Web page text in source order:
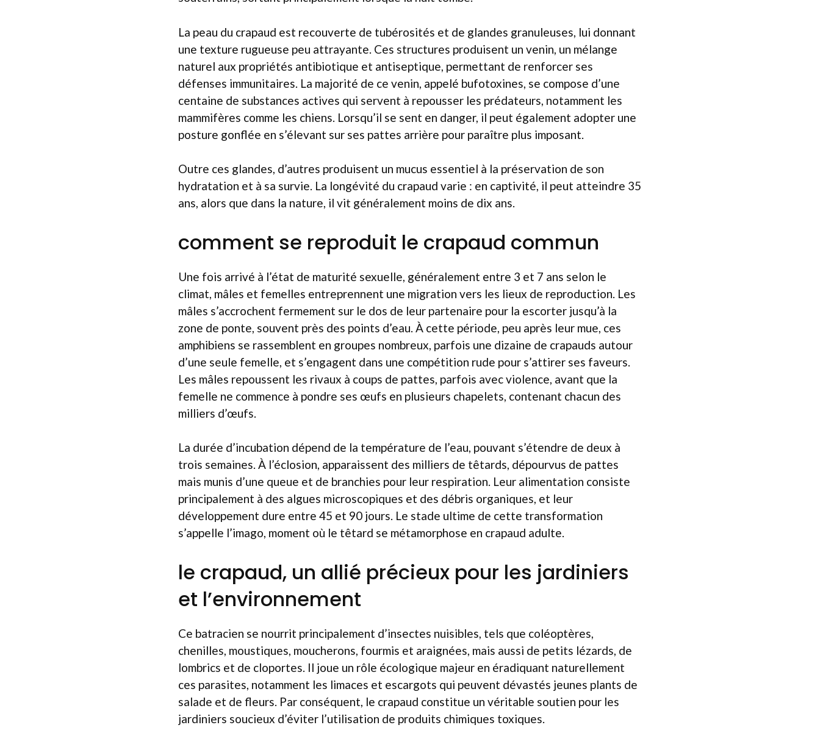
La peau du crapaud est recouverte de tubérosités et de glandes granuleuses, lui donnant
une texture rugueuse peu attrayante. Ces structures produisent un venin, un mélange
naturel aux propriétés antibiotique et antiseptique, permettant de renforcer ses
défenses immunitaires. La majorité de ce venin, appelé bufotoxines, se compose d’une
centaine de substances actives qui servent à repousser les prédateurs, notamment les
mammifères comme les chiens. Lorsqu’il se sent en danger, il peut également adopter une
posture gonflée en s’élevant sur ses pattes arrière pour paraître plus imposant.
Outre ces glandes, d’autres produisent un mucus essentiel à la préservation de son
hydratation et à sa survie. La longévité du crapaud varie : en captivité, il peut atteindre 35
ans, alors que dans la nature, il vit généralement moins de dix ans.
comment se reproduit le crapaud commun
Une fois arrivé à l’état de maturité sexuelle, généralement entre 3 et 7 ans selon le
climat, mâles et femelles entreprennent une migration vers les lieux de reproduction. Les
mâles s’accrochent fermement sur le dos de leur partenaire pour la escorter jusqu’à la
zone de ponte, souvent près des points d’eau. À cette période, peu après leur mue, ces
amphibiens se rassemblent en groupes nombreux, parfois une dizaine de crapauds autour
d’une seule femelle, et s’engagent dans une compétition rude pour s’attirer ses faveurs.
Les mâles repoussent les rivaux à coups de pattes, parfois avec violence, avant que la
femelle ne commence à pondre ses œufs en plusieurs chapelets, contenant chacun des
milliers d’œufs.
La durée d’incubation dépend de la température de l’eau, pouvant s’étendre de deux à
trois semaines. À l’éclosion, apparaissent des milliers de têtards, dépourvus de pattes
mais munis d’une queue et de branchies pour leur respiration. Leur alimentation consiste
principalement à des algues microscopiques et des débris organiques, et leur
développement dure entre 45 et 90 jours. Le stade ultime de cette transformation
s’appelle l’imago, moment où le têtard se métamorphose en crapaud adulte.
le crapaud, un allié précieux pour les jardiniers
et l’environnement
Ce batracien se nourrit principalement d’insectes nuisibles, tels que coléoptères,
chenilles, moustiques, moucherons, fourmis et araignées, mais aussi de petits lézards, de
lombrics et de cloportes. Il joue un rôle écologique majeur en éradiquant naturellement
ces parasites, notamment les limaces et escargots qui peuvent dévastés jeunes plants de
salade et de fleurs. Par conséquent, le crapaud constitue un véritable soutien pour les
jardiniers soucieux d’éviter l’utilisation de produits chimiques toxiques.